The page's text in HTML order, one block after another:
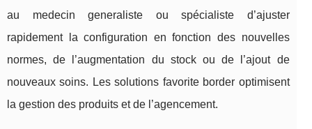
au medecin generaliste ou spécialiste d’ajuster
rapidement la configuration en fonction des nouvelles
normes, de l’augmentation du stock ou de l’ajout de
nouveaux soins. Les solutions favorite border optimisent
la gestion des produits et de l’agencement.